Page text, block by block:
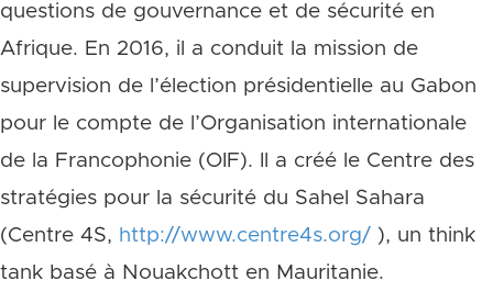
questions de gouvernance et de sécurité en
Afrique. En 2016, il a conduit la mission de
supervision de l’élection présidentielle au Gabon
pour le compte de l’Organisation internationale
de la Francophonie (OIF). Il a créé le Centre des
stratégies pour la sécurité du Sahel Sahara
(Centre 4S, http://www.centre4s.org/ ), un think
tank basé à Nouakchott en Mauritanie.